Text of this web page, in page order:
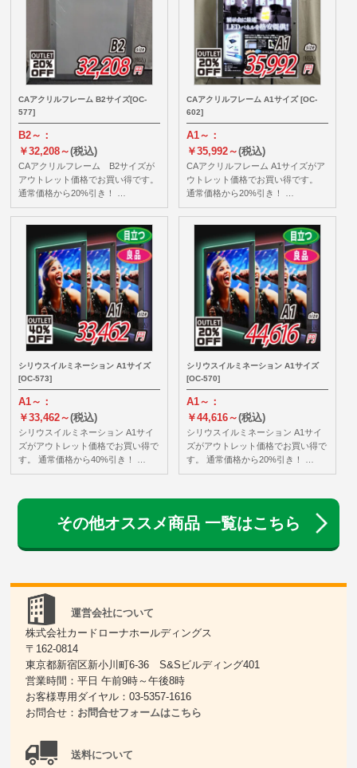
CAアクリルフレーム B2サイズ[OC-
577]
B2～：
￥32,208～(税込)
CAアクリルフレーム B2サイズが
アウトレット価格でお買い得です。
通常価格から20%引き！ …
CAアクリルフレーム A1サイズ [OC-
602]
A1～：
￥35,992～(税込)
CAアクリルフレーム A1サイズがア
ウトレット価格でお買い得です。
通常価格から20%引き！ …
シリウスイルミネーション A1サイズ
[OC-573]
A1～：
￥33,462～(税込)
シリウスイルミネーション A1サイ
ズがアウトレット価格でお買い得で
す。 通常価格から40%引き！ …
シリウスイルミネーション A1サイズ
[OC-570]
A1～：
￥44,616～(税込)
シリウスイルミネーション A1サイ
ズがアウトレット価格でお買い得で
す。 通常価格から20%引き！ …
その他オススメ商品 一覧はこちら
運営会社について
株式会社カードローナホールディングス
〒162-0814
東京都新宿区新小川町6-36 S&Sビルディング401
営業時間：平日 午前9時～午後8時
お客様専用ダイヤル：03-5357-1616
お問合せ： お問合せフォームはこちら
送料について